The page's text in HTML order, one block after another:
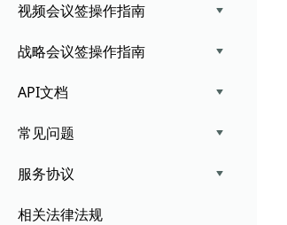
视频会议签操作指南
战略会议签操作指南
API文档
常见问题
服务协议
相关法律法规